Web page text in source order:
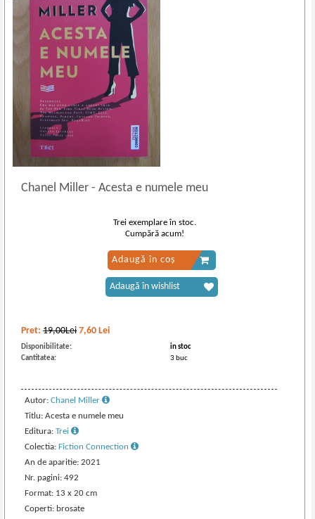
Chanel Miller- Acesta e numele meu
Pret:19,00Lei 7,60 Lei
Disponibilitate:
in stoc
Cantitatea:
3 buc
Autor:Chanel Miller
Titlu: Acesta e numele meu
Editura:Trei
Colectia:Fiction Connection
An de aparitie: 2021
Nr. pagini: 492
Format: 13 x 20 cm
Coperti: brosate
Trei exemplare în stoc.
Cumpără acum!
Adaugă în coș
Adaugă în wishlist